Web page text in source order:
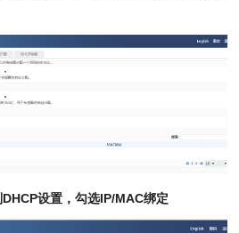
DHCP设置，勾选IP/MAC绑定